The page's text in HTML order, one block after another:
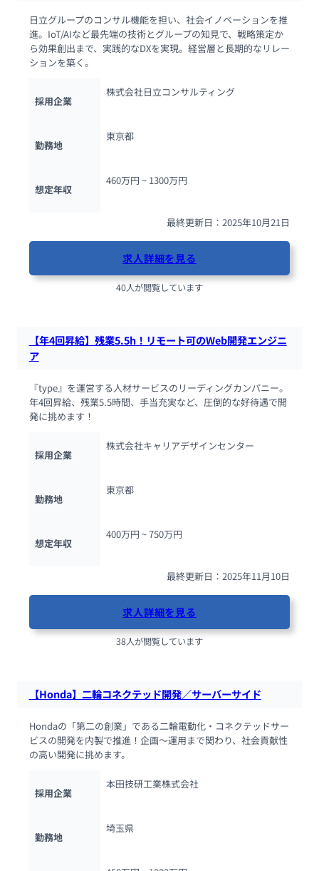
日立グループのコンサル機能を担い、社会イノベーションを推
進。IoT/AIなど最先端の技術とグループの知見で、戦略策定か
ら効果創出まで、実践的なDXを実現。経営層と長期的なリレー
ションを築く。
採用企業
株式会社日立コンサルティング
勤務地
東京都
想定年収
460万円 ~ 1300万円
最終更新日：2025年10月21日
求人詳細を見る
40人が閲覧しています
【年4回昇給】残業5.5h！リモート可のWeb開発エンジニ
ア
『type』を運営する人材サービスのリーディングカンパニー。
年4回昇給、残業5.5時間、手当充実など、圧倒的な好待遇で開
発に挑めます！
採用企業
株式会社キャリアデザインセンター
勤務地
東京都
想定年収
400万円 ~ 750万円
最終更新日：2025年11月10日
求人詳細を見る
38人が閲覧しています
【Honda】二輪コネクテッド開発／サーバーサイド
Hondaの「第二の創業」である二輪電動化・コネクテッドサー
ビスの開発を内製で推進！企画〜運用まで関わり、社会貢献性
の高い開発に挑めます。
採用企業
本田技研工業株式会社
勤務地
埼玉県